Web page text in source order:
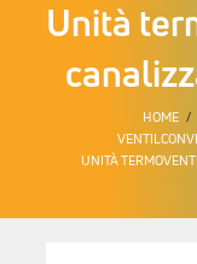
Unità
HOME
UNITÀ